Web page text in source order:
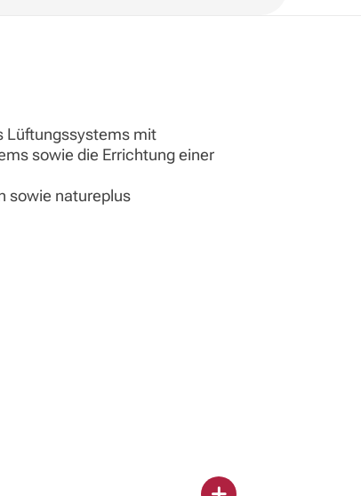
Lüftungssystems mit
sowie die Errichtung einer
sowie natureplus